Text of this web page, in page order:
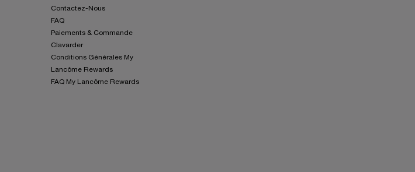
Contactez-Nous
FAQ
Paiements & Commande
Clavarder
Conditions Générales My
Lancôme Rewards
FAQ My Lancôme Rewards